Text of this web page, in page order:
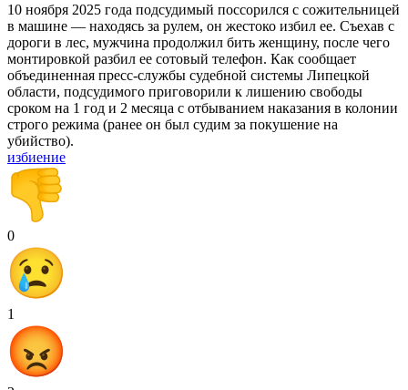
10 ноября 2025 года подсудимый поссорился с сожительницей
в машине — находясь за рулем, он жестоко избил ее. Съехав с
дороги в лес, мужчина продолжил бить женщину, после чего
монтировкой разбил ее сотовый телефон. Как сообщает
объединенная пресс-службы судебной системы Липецкой
области, подсудимого приговорили к лишению свободы
сроком на 1 год и 2 месяца с отбыванием наказания в колонии
строго режима (ранее он был судим за покушение на
убийство).
избиение
0
1